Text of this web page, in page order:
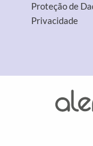
Proteção de
Privacidade